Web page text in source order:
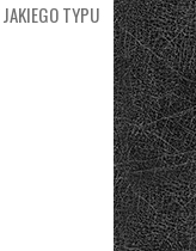
TYPU